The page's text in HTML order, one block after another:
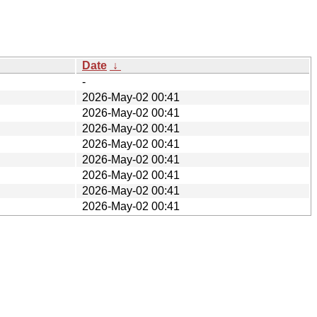
Date ↓
-
2026-May-02 00:41
2026-May-02 00:41
2026-May-02 00:41
2026-May-02 00:41
2026-May-02 00:41
2026-May-02 00:41
2026-May-02 00:41
2026-May-02 00:41